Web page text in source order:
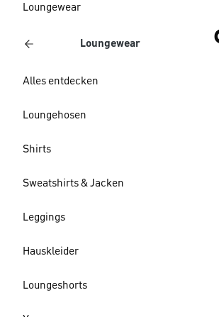
Loungewear
Loungewear
Alles entdecken
Loungehosen
Shirts
Sweatshirts & Jacken
Leggings
Hauskleider
Loungeshorts